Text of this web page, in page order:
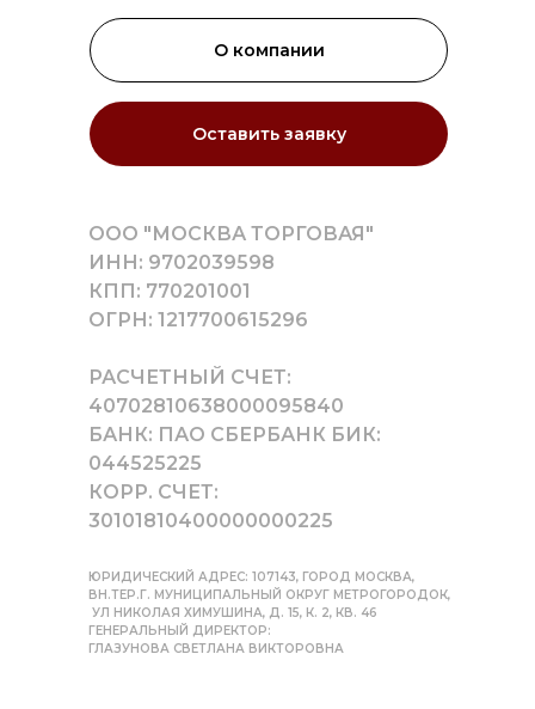
Оставить заявку
О компании
ООО "МОСКВА ТОРГОВАЯ"
ИНН: 9702039598
КПП: 770201001
ОГРН: 1217700615296
РАСЧЕТНЫЙ СЧЕТ:
40702810638000095840
БАНК: ПАО СБЕРБАНК БИК:
044525225
КОРР. СЧЕТ:
30101810400000000225
ЮРИДИЧЕСКИЙ АДРЕС: 107143, ГОРОД МОСКВА,
ВН.ТЕР.Г. МУНИЦИПАЛЬНЫЙ ОКРУГ МЕТРОГОРОДОК,
УЛ НИКОЛАЯ ХИМУШИНА, Д. 15, К. 2, КВ. 46
ГЕНЕРАЛЬНЫЙ ДИРЕКТОР:
ГЛАЗУНОВА СВЕТЛАНА ВИКТОРОВНА